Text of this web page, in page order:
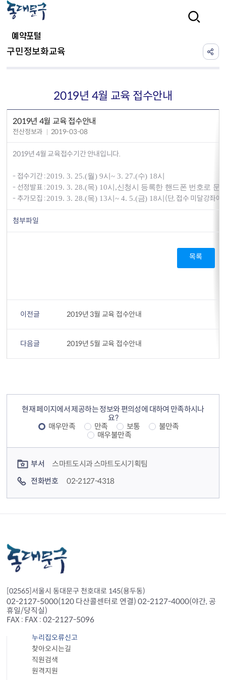
예약포털
구민정보화교육
2019년 4월 교육 접수안내
2019년 4월 교육 접수안내
전산정보과 2019-03-08
2019년 4월 교육접수기간 안내입니다.
- 접수기간 :2019. 3. 25.(월) 9시 ~ 3. 27.(수) 18시
- 선정발표 :2019. 3. 28.(목) 10시 ,신청시 등록한 핸드폰 번호로 문
- 추가모집 :2019. 3. 28.(목) 13시 ~ 4. 5.(금) 18시 (단, 접수 미달강좌에
첨부파일
목록
이전글 2019년 3월 교육 접수안내
다음글 2019년 5월 교육 접수안내
현재 페이지에서 제공하는 정보와 편의성에 대하여 만족하시나
요?
매우만족
만족 보통
불만족
매우불만족
부서
스마트도시과 스마트도시기획팀
전화번호
02-2127-4318
[02565]서울시 동대문구 천호대로 145(용두동)
02-2127-5000(120 다산콜센터로 연결) 02-2127-4000(야간, 공
휴일/당직실)
FAX : FAX : 02-2127-5096
누리집오류신고
찾아오시는길
직원검색
원격지원